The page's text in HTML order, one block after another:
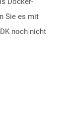
Sie es mit
noch nicht